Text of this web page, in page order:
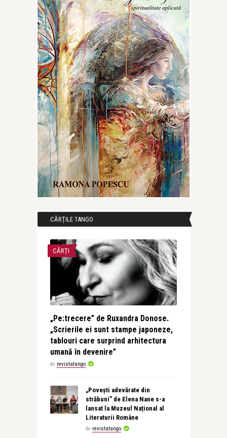
CĂRȚILE TANGO
CĂRȚI
„Pe:trecere” de Ruxandra Donose.
„Scrierile ei sunt stampe japoneze,
tablouri care surprind arhitectura
umană în devenire”
de revistatango
„Povești adevărate din
străbuni” de Elena Nane s-a
lansat la Muzeul Național al
Literaturii Române
de revistatango